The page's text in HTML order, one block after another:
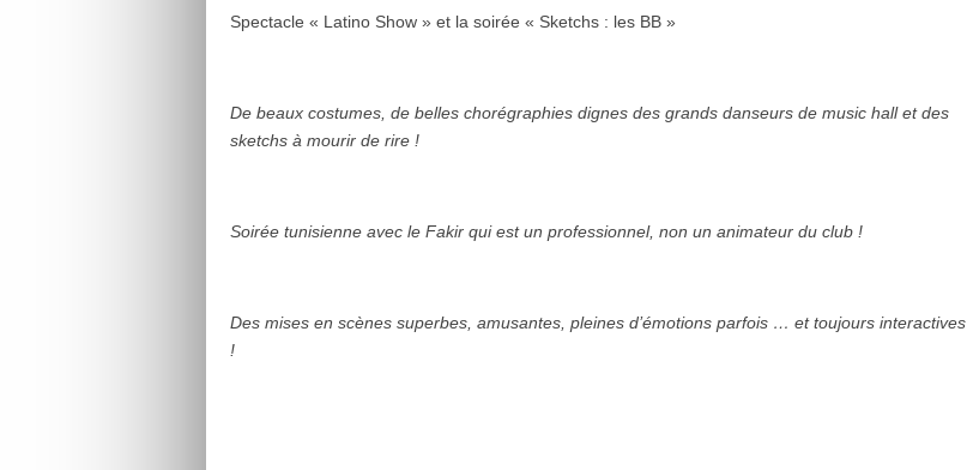
Spectacle « Latino Show » et la soirée « Sketchs : les BB »
De beaux costumes, de belles chorégraphies dignes des grands danseurs de music hall et des
sketchs à mourir de rire !
Soirée tunisienne avec le Fakir qui est un professionnel, non un animateur du club !
Des mises en scènes superbes, amusantes, pleines d’émotions parfois … et toujours interactives
!